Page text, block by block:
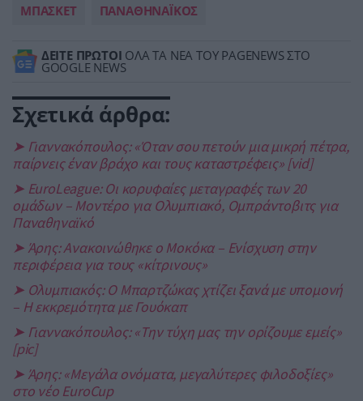
ΜΠΑΣΚΕΤ ΠΑΝΑΘΗΝΑΪΚΟΣ
ΔΕΙΤΕ ΠΡΩΤΟΙ ΟΛΑ ΤΑ ΝΕΑ ΤΟΥ PAGENEWS ΣΤΟ
GOOGLE NEWS
Σχετικά άρθρα:
➤ Γιαννακόπουλος: «Όταν σου πετούν μια μικρή πέτρα,
παίρνεις έναν βράχο και τους καταστρέφεις» [vid]
➤ EuroLeague: Οι κορυφαίες μεταγραφές των 20
ομάδων – Μοντέρο για Ολυμπιακό, Ομπράντοβιτς για
Παναθηναϊκό
➤ Άρης: Ανακοινώθηκε ο Μοκόκα – Ενίσχυση στην
περιφέρεια για τους «κίτρινους»
➤ Ολυμπιακός: Ο Μπαρτζώκας χτίζει ξανά με υπομονή
– Η εκκρεμότητα με Γουόκαπ
➤ Γιαννακόπουλος: «Την τύχη μας την ορίζουμε εμείς»
[pic]
➤ Άρης: «Μεγάλα ονόματα, μεγαλύτερες φιλοδοξίες»
στο νέο EuroCup